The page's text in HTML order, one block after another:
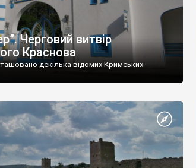
Черговий витвір
Краснова
декілька відомих Кримських